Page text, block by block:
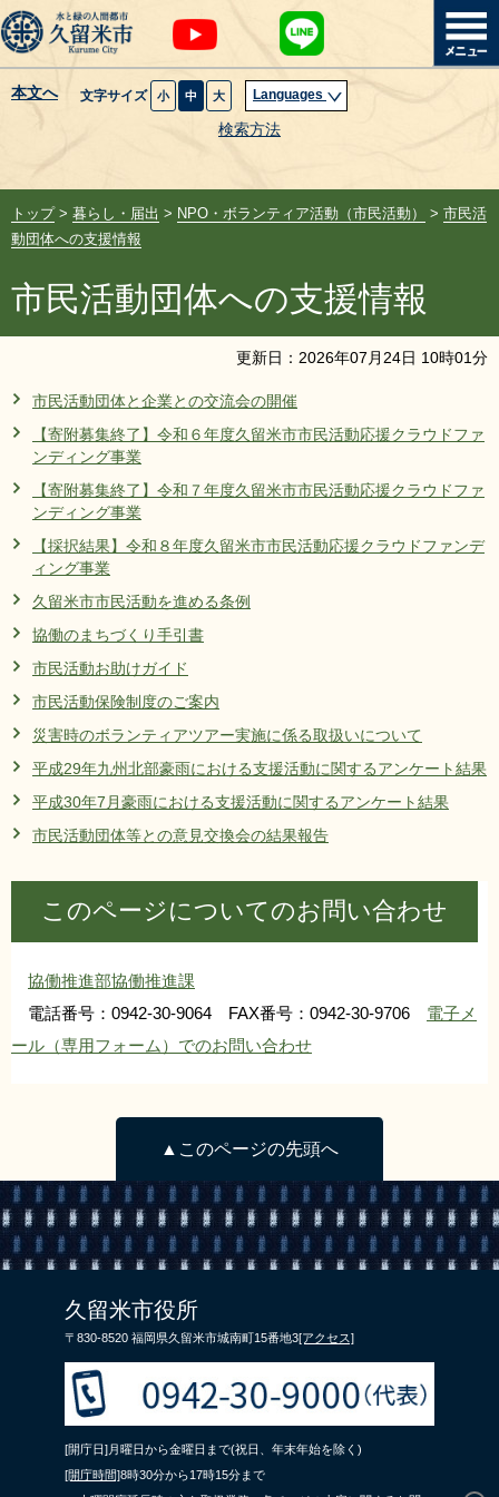
本文へ 文字サイズ 小 中 大 Languages
検索方法
暮らし・届出
健康・医療・福祉
観光魅力・イベント
リンク集
RSS
トップ> 暮らし・届出 > NPO・ボランティア活動（市民活動） > 市民活
動団体への支援情報
市民活動団体への支援情報
更新日： 2026年07 月 24日 10時01分
市民活動団体と企業との交流会の開催
【寄附募集終了】令和６年度久留米市市民活動応援クラウドファ
ンディング事業
【寄附募集終了】令和７年度久留米市市民活動応援クラウドファ
ンディング事業
【採択結果】令和８年度久留米市市民活動応援クラウドファンデ
ィング事業
久留米市市民活動を進める条例
協働のまちづくり手引書
市民活動お助けガイド
市民活動保険制度のご案内
災害時のボランティアツアー実施に係る取扱いについて
平成29年九州北部豪雨における支援活動に関するアンケート結果
平成30年7月豪雨における支援活動に関するアンケート結果
市民活動団体等との意見交換会の結果報告
このページについてのお問い合わせ
協働推進部協働推進課
電話番号：0942-30-9064 FAX番号：0942-30-9706 電子メ
ール（専用フォーム）でのお問い合わせ
▲このページの先頭へ
久留米市役所
〒830-8520 福岡県久留米市城南町15番地3[アクセス]
[開庁日]月曜日から金曜日まで(祝日、年末年始を除く)
[開庁時間]8時30分から17時15分まで